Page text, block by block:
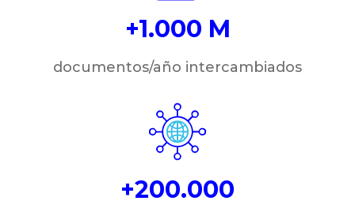
+1.000 M
documentos/año intercambiados
+200.000